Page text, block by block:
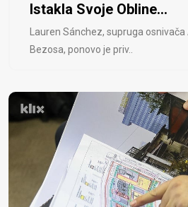
Istakla Svoje Obline...
Lauren Sánchez, supruga
Bezosa, ponovo je priv..